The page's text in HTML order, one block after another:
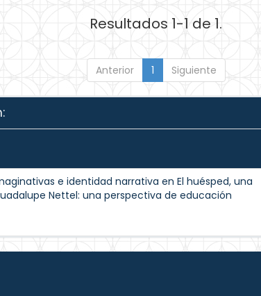
Resultados 1-1 de 1.
Anterior 1 Siguiente
e identidad narrativa en El huésped, una
Nettel: una perspectiva de educación